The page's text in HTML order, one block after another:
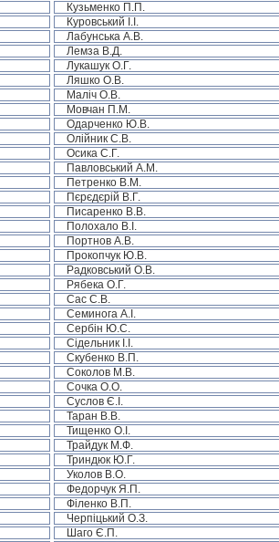
Кузьменко П.П.
Куровський І.І.
Лабунська А.В.
Лемза В.Д.
Лукашук О.Г.
Ляшко О.В.
Маліч О.В.
Мовчан П.М.
Одарченко Ю.В.
Олійник С.В.
Осика С.Г.
Павловський А.М.
Петренко В.М.
Пєрєдєрій В.Г.
Писаренко В.В.
Полохало В.І.
Портнов А.В.
Прокопчук Ю.В.
Радковський О.В.
Рябека О.Г.
Сас С.В.
Семинога А.І.
Сербін Ю.С.
Сідельник І.І.
Скубенко В.П.
Соколов М.В.
Сочка О.О.
Суслов Є.І.
Таран В.В.
Тищенко О.І.
Трайдук М.Ф.
Триндюк Ю.Г.
Уколов В.О.
Федорчук Я.П.
Філенко В.П.
Черпіцький О.З.
Шаго Є.П.